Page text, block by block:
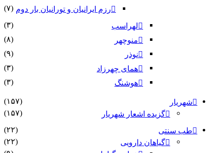
رزم ایرانیان و تورانیان بار دوم (۷)
لهراسب
(۳)
منوچهر
(۸)
نوذر
(۹)
هماى چهرزاد
(۳)
هوشنگ
(۳)
شهریار
(۱۵۷)
گزیده اشعار شهریار
(۱۵۷)
طب سنتی
(۲۲)
گیاهان دارویی
(۲۲)